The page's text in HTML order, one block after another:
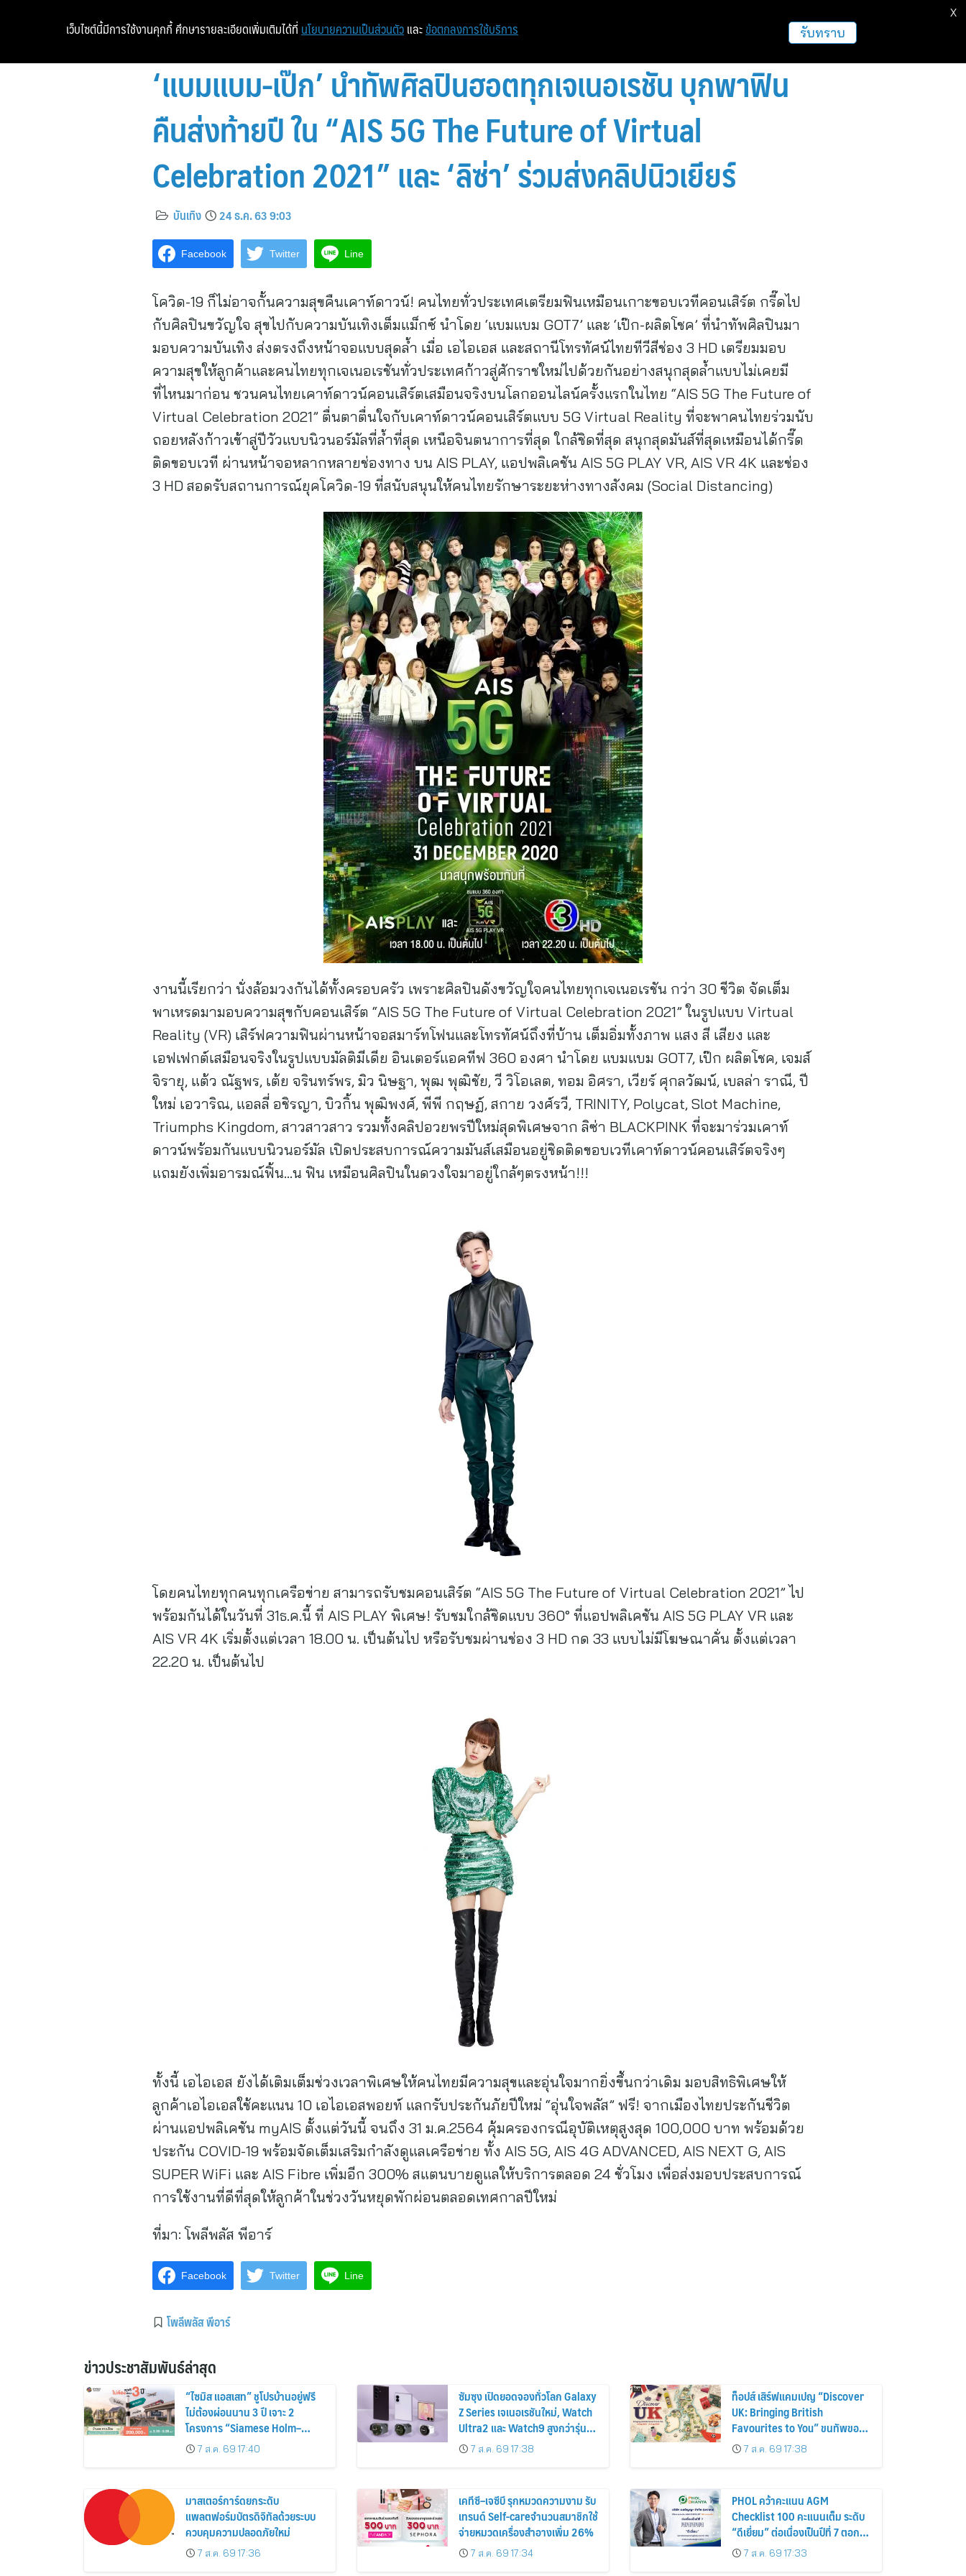
หน้าแรก ท่องเที่ยว ฝากข่าวประชาสัมพันธ์
‘แบมแบม-เป๊ก’ นำทัพศิลปินฮอตทุกเจเนอเรชัน บุกพาฟิน
คืนส่งท้ายปี ใน “AIS 5G The Future of Virtual
Celebration 2021” และ ‘ลิซ่า’ ร่วมส่งคลิปนิวเยียร์
บันเทิง 24 ธ.ค. 63 9:03
Facebook Twitter Line
โควิด-19 ก็ไม่อาจกั้นความสุขคืนเคาท์ดาวน์! คนไทยทั่วประเทศเตรียมฟินเหมือนเกาะขอบเวทีคอนเสิร์ต กรี๊ดไป
กับศิลปินขวัญใจ สุขไปกับความบันเทิงเต็มแม็กซ์ นำโดย ‘แบมแบม GOT7’ และ ‘เป๊ก-ผลิตโชค’ ที่นำทัพศิลปินมา
มอบความบันเทิง ส่งตรงถึงหน้าจอแบบสุดล้ำ เมื่อ เอไอเอส และสถานีโทรทัศน์ไทยทีวีสีช่อง 3 HD เตรียมมอบ
ความสุขให้ลูกค้าและคนไทยทุกเจเนอเรชันทั่วประเทศก้าวสู่ศักราชใหม่ไปด้วยกันอย่างสนุกสุดล้ำแบบไม่เคยมี
ที่ไหนมาก่อน ชวนคนไทยเคาท์ดาวน์คอนเสิร์ตเสมือนจริงบนโลกออนไลน์ครั้งแรกในไทย “AIS 5G The Future of
Virtual Celebration 2021” ตื่นตาตื่นใจกับเคาท์ดาวน์คอนเสิร์ตแบบ 5G Virtual Reality ที่จะพาคนไทยร่วมนับ
ถอยหลังก้าวเข้าสู่ปีวัวแบบนิวนอร์มัลที่ล้ำที่สุด เหนือจินตนาการที่สุด ใกล้ชิดที่สุด สนุกสุดมันส์ที่สุดเหมือนได้กรี๊ด
ติดขอบเวที ผ่านหน้าจอหลากหลายช่องทาง บน AIS PLAY, แอปพลิเคชัน AIS 5G PLAY VR, AIS VR 4K และช่อง
3 HD สอดรับสถานการณ์ยุคโควิด-19 ที่สนับสนุนให้คนไทยรักษาระยะห่างทางสังคม (Social Distancing)
งานนี้เรียกว่า นั่งล้อมวงกันได้ทั้งครอบครัว เพราะศิลปินดังขวัญใจคนไทยทุกเจเนอเรชัน กว่า 30 ชีวิต จัดเต็ม
พาเหรดมามอบความสุขกับคอนเสิร์ต “AIS 5G The Future of Virtual Celebration 2021” ในรูปแบบ Virtual
Reality (VR) เสิร์ฟความฟินผ่านหน้าจอสมาร์ทโฟนและโทรทัศน์ถึงที่บ้าน เต็มอิ่มทั้งภาพ แสง สี เสียง และ
เอฟเฟกต์เสมือนจริงในรูปแบบมัลติมีเดีย อินเตอร์แอคทีฟ 360 องศา นำโดย แบมแบม GOT7, เป๊ก ผลิตโชค, เจมส์
จิรายุ, แต้ว ณัฐพร, เต้ย จรินทร์พร, มิว นิษฐา, พุฒ พุฒิชัย, วี วิโอเลต, ทอม อิศรา, เวียร์ ศุกลวัฒน์, เบลล่า ราณี, ปี
ใหม่ เอวาริณ, แอลลี่ อชิรญา, บิวกิ้น พุฒิพงศ์, พีพี กฤษฏ์, สกาย วงศ์รวี, TRINITY, Polycat, Slot Machine,
Triumphs Kingdom, สาวสาวสาว รวมทั้งคลิปอวยพรปีใหม่สุดพิเศษจาก ลิซ่า BLACKPINK ที่จะมาร่วมเคาท์
ดาวน์พร้อมกันแบบนิวนอร์มัล เปิดประสบการณ์ความมันส์เสมือนอยู่ชิดติดขอบเวทีเคาท์ดาวน์คอนเสิร์ตจริงๆ
แถมยังเพิ่มอารมณ์ฟิ้น…น ฟิน เหมือนศิลปินในดวงใจมาอยู่ใกล้ๆตรงหน้า!!!
โดยคนไทยทุกคนทุกเครือข่าย สามารถรับชมคอนเสิร์ต “AIS 5G The Future of Virtual Celebration 2021” ไป
พร้อมกันได้ในวันที่ 31ธ.ค.นี้ ที่ AIS PLAY พิเศษ! รับชมใกล้ชิดแบบ 360° ที่แอปพลิเคชัน AIS 5G PLAY VR และ
AIS VR 4K เริ่มตั้งแต่เวลา 18.00 น. เป็นต้นไป หรือรับชมผ่านช่อง 3 HD กด 33 แบบไม่มีโฆษณาคั่น ตั้งแต่เวลา
22.20 น. เป็นต้นไป
ทั้งนี้ เอไอเอส ยังได้เติมเต็มช่วงเวลาพิเศษให้คนไทยมีความสุขและอุ่นใจมากยิ่งขึ้นกว่าเดิม มอบสิทธิพิเศษให้
ลูกค้าเอไอเอสใช้คะแนน 10 เอไอเอสพอยท์ แลกรับประกันภัยปีใหม่ “อุ่นใจพลัส” ฟรี! จากเมืองไทยประกันชีวิต
ผ่านแอปพลิเคชัน myAIS ตั้งแต่วันนี้ จนถึง 31 ม.ค.2564 คุ้มครองกรณีอุบัติเหตุสูงสุด 100,000 บาท พร้อมด้วย
ประกัน COVID-19 พร้อมจัดเต็มเสริมกำลังดูแลเครือข่าย ทั้ง AIS 5G, AIS 4G ADVANCED, AIS NEXT G, AIS
SUPER WiFi และ AIS Fibre เพิ่มอีก 300% สแตนบายดูแลให้บริการตลอด 24 ชั่วโมง เพื่อส่งมอบประสบการณ์
การใช้งานที่ดีที่สุดให้ลูกค้าในช่วงวันหยุดพักผ่อนตลอดเทศกาลปีใหม่
ที่มา: โพลีพลัส พีอาร์
Facebook Twitter Line
โพลีพลัส พีอาร์
ข่าวประชาสัมพันธ์ล่าสุด
“ไซมิส แอสเสท” ชูโปรบ้านอยู่ฟรี
ไม่ต้องผ่อนนาน 3 ปี เจาะ 2
โครงการ “Siamese Holm–
Siamese Blossom” พร้อม
ส่วนลดและสิทธิพิเศษถึง 31
7 ส.ค. 69 17:40
ซัมซุง เปิดยอดจองทั่วโลก Galaxy
Z Series เจเนอเรชันใหม่, Watch
Ultra2 และ Watch9 สูงกว่ารุ่น
ก่อนหน้ากว่า 30%
7 ส.ค. 69 17:38
ท็อปส์ เสิร์ฟแคมเปญ “Discover
UK: Bringing British
Favourites to You” ขนทัพของ
อร่อยและไอเท็มฮิตจากสหราช
อาณาจักร ส่งตรงถึงมือตั้งแต่วัน
7 ส.ค. 69 17:38
มาสเตอร์การ์ดยกระดับ
แพลตฟอร์มบัตรดิจิทัลด้วยระบบ
ควบคุมความปลอดภัยใหม่
7 ส.ค. 69 17:36
เคทีซี–เจซีบี รุกหมวดความงาม รับ
เทรนด์ Self-careจำนวนสมาชิกใช้
จ่ายหมวดเครื่องสำอางเพิ่ม 26%
7 ส.ค. 69 17:34
PHOL คว้าคะแนน AGM
Checklist 100 คะแนนเต็ม ระดับ
“ดีเยี่ยม” ต่อเนื่องเป็นปีที่ 7 ตอกย้ำ
การดำเนินธุรกิจตามหลักธรรมาภิ
บาล โปร่งใส สร้างความเชื่อมั่นผู้
7 ส.ค. 69 17:33
เว็บไซต์นี้มีการใช้งานคุกกี้ ศึกษารายละเอียดเพิ่มเติมได้ที่ นโยบายความเป็นส่วนตัว และ ข้อตกลงการใช้บริการ รับทราบ
X